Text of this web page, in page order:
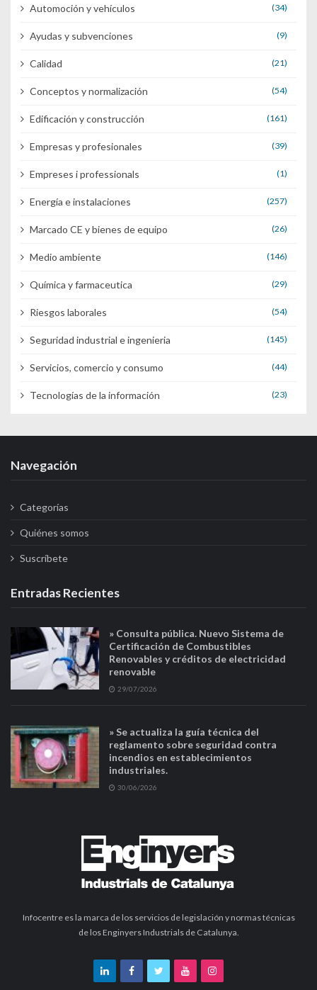
Automoción y vehículos (34)
Ayudas y subvenciones (9)
Calidad (21)
Conceptos y normalización (54)
Edificación y construcción (161)
Empresas y profesionales (39)
Empreses i professionals (1)
Energía e instalaciones (257)
Marcado CE y bienes de equipo (26)
Medio ambiente (146)
Química y farmaceutica (29)
Riesgos laborales (54)
Seguridad industrial e ingenieria (145)
Servicios, comercio y consumo (44)
Tecnologías de la información (23)
Navegación
Categorías
Quiénes somos
Suscríbete
Entradas Recientes
» Consulta pública. Nuevo Sistema de
Certificación de Combustibles
Renovables y créditos de electricidad
renovable
29/07/2026
» Se actualiza la guía técnica del
reglamento sobre seguridad contra
incendios en establecimientos
industriales.
30/06/2026
Infocentre es la marca de los servicios de legislación y normas técnicas
de los Enginyers Industrials de Catalunya.